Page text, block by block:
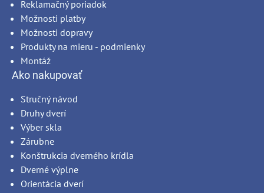
Reklamačný poriadok
Možnosti platby
Možnosti dopravy
Produkty na mieru - podmienky
Montáž
Ako nakupovať
Stručný návod
Druhy dverí
Výber skla
Zárubne
Konštrukcia dverného krídla
Dverné výplne
Orientácia dverí